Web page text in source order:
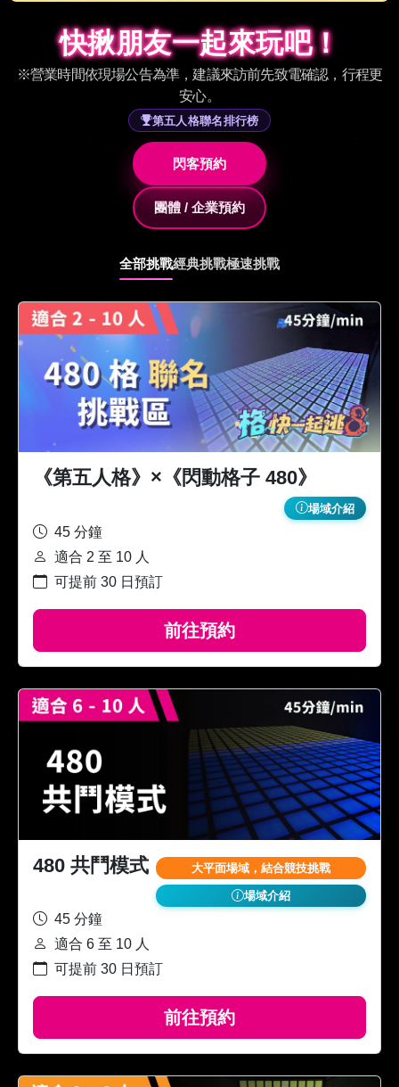
快揪朋友一起來玩吧！
快揪朋友一起來玩吧！
※營業時間依現場公告為準，建議來訪前先致電確認，行程更
安心。
第五人格聯名排行榜
閃客預約
團體 / 企業預約
全部挑戰經典挑戰極速挑戰
《第五人格》×《閃動格子 480》
場域介紹
45 分鐘
適合 2 至 10 人
可提前 30 日預訂
前往預約
480 共鬥模式 大平面場域，結合競技挑戰
場域介紹
45 分鐘
適合 6 至 10 人
可提前 30 日預訂
前往預約